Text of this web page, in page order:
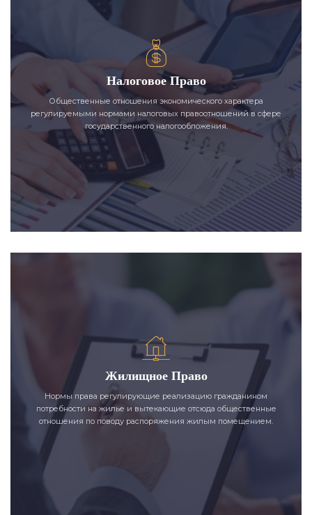
Налоговое Право
Общественные отношения экономического характера
регулируемыми нормами налоговых правоотношений в сфере
государственного налогообложения.
Жилищное Право
Нормы права регулирующие реализацию гражданином
потребности на жилье и вытекающие отсюда общественные
отношения по поводу распоряжения жилым помещением.